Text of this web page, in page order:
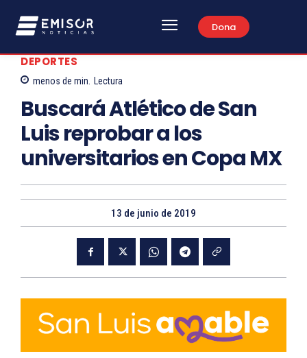
Dona
DEPORTES
menos de min. Lectura
Buscará Atlético de San
Luis reprobar a los
universitarios en Copa MX
13 de junio de 2019